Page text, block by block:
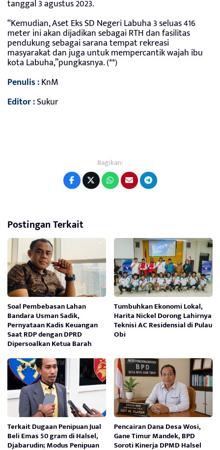
tanggal 3 agustus 2023.
“Kemudian, Aset Eks SD Negeri Labuha 3 seluas 416
meter ini akan dijadikan sebagai RTH dan fasilitas
pendukung sebagai sarana tempat rekreasi
masyarakat dan juga untuk mempercantik wajah ibu
kota Labuha,”pungkasnya. (**)
Penulis :KnM
Editor :Sukur
Bagikan:
Postingan Terkait
Soal Pembebasan Lahan
Bandara Usman Sadik,
Pernyataan Kadis Keuangan
Saat RDP dengan DPRD
Dipersoalkan Ketua Barah
Tumbuhkan Ekonomi Lokal,
Harita Nickel Dorong Lahirnya
Teknisi AC Residensial di Pulau
Obi
Terkait Dugaan Penipuan Jual
Beli Emas 50 gram di Halsel,
Djabarudin; Modus Penipuan
Pencairan Dana Desa Wosi,
Gane Timur Mandek, BPD
Soroti Kinerja DPMD Halsel